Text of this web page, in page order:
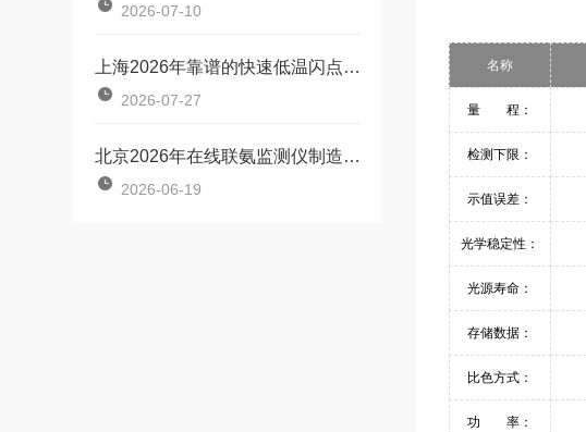
2026-07-10
上海2026年靠谱的快速低温闪点测定仪品牌制造厂家客户口碑力荐
2026-07-27
北京2026年在线联氨监测仪制造商客户口碑力荐
2026-06-19
名称
量 程：
检测下限：
示值误差：
光学稳定性：
光源寿命：
存储数据：
比色方式：
功 率：